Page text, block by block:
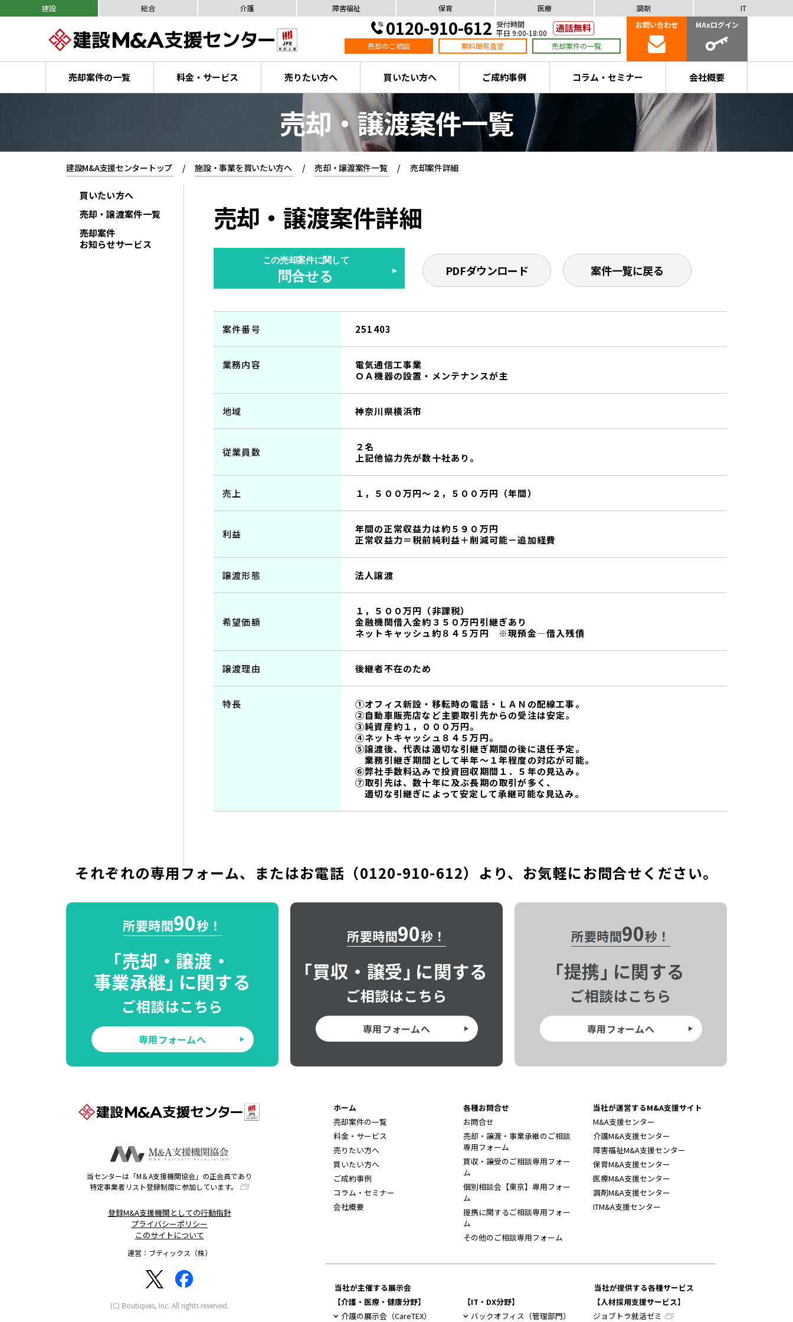
建設 総合 介護 障害福祉 保育 医療 調剤 IT
0120-910-612 受付時間
平日 9:00-18:00
売却のご相談
無料簡易査定 売却案件の一覧
お問い合わせ MAxログイン
売却案件の一覧 料金・サービス 売りたい方へ 買いたい方へ ご成約事例 コラム・セミナー 会社概要
売却・譲渡案件一覧
建設M&A支援センタートップ 施設・事業を買いたい方へ 売却・譲渡案件一覧 売却案件詳細
売却・譲渡案件詳細
この売却案件に関して
問合せる PDFダウンロード 案件一覧に戻る
案件番号 251403
業務内容
電気通信工事業
ＯＡ機器の設置・メンテナンスが主
地域 神奈川県横浜市
従業員数
２名
上記他協力先が数十社あり。
売上 １，５００万円～２，５００万円（年間）
利益
年間の正常収益力は約５９０万円
正常収益力＝税前純利益＋削減可能－追加経費
譲渡形態 法人譲渡
希望価額
１，５００万円（非課税）
金融機関借入金約３５０万円引継ぎあり
ネットキャッシュ約８４５万円 ※現預金―借入残債
譲渡理由 後継者不在のため
特長
①オフィス新設・移転時の電話・ＬＡＮの配線工事。
②自動車販売店など主要取引先からの受注は安定。
③純資産約１，０００万円。
④ネットキャッシュ８４５万円。
⑤譲渡後、代表は適切な引継ぎ期間の後に退任予定。
業務引継ぎ期間として半年～１年程度の対応が可能。
⑥弊社手数料込みで投資回収期間１．５年の見込み。
⑦取引先は、数十年に及ぶ長期の取引が多く、
適切な引継ぎによって安定して承継可能な見込み。
買いたい方へ
売却・譲渡案件一覧
売却案件
お知らせサービス
それぞれの専用フォーム、 またはお電話（0120-910-612）より、 お気軽にお問合せください。
所要時間90秒！
「売却・譲渡・
事業承継」に関する
ご相談はこちら
専用フォームへ
所要時間90秒！
「買収・譲受」に関する
ご相談はこちら
専用フォームへ
所要時間90秒！
「提携」に関する
ご相談はこちら
専用フォームへ
当センターは「M＆A支援機関協会」の正会員であり
特定事業者リスト登録制度に参加しています。
登録M&A支援機関としての行動指針
プライバシーポリシー
このサイトについて
運営：ブティックス（株）
(C) Boutiques, Inc. All rights reserved.
ホーム
売却案件の一覧
料金・サービス
売りたい方へ
買いたい方へ
ご成約事例
コラム・セミナー
会社概要
各種お問合せ
お問合せ
売却・譲渡・事業承継のご相談
専用フォーム
買収・譲受のご相談専用フォー
ム
個別相談会【東京】専用フォー
ム
提携に関するご相談専用フォー
ム
その他のご相談専用フォーム
当社が運営するM&A支援サイト
M&A支援センター
介護M&A支援センター
障害福祉M&A支援センター
保育M&A支援センター
医療M&A支援センター
調剤M&A支援センター
ITM&A支援センター
当社が主催する展示会
【介護・医療・健康分野】
介護の展示会（CareTEX）
【IT・DX分野】
バックオフィス（管理部門）
当社が提供する各種サービス
【人材採用支援サービス】
ジョブトラ就活ゼミ